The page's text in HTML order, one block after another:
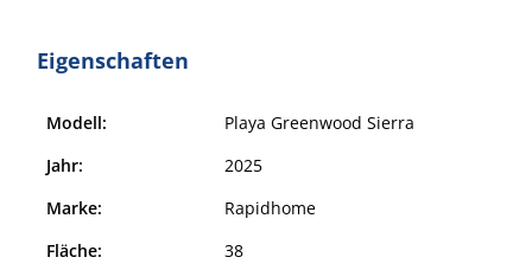
Eigenschaften
Modell:
Playa Greenwood Sierra
Jahr:
2025
Marke:
Rapidhome
Fläche:
38